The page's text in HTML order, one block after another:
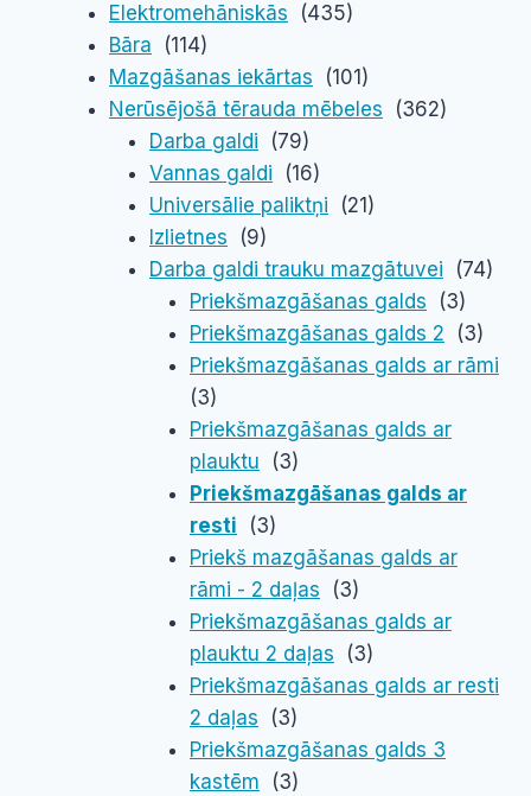
the
Elektromehāniskās
(435)
Bāra
(114)
Mazgāšanas iekārtas
(101)
Nerūsējošā tērauda mēbeles
(362)
Darba galdi
(79)
Vannas galdi
(16)
Universālie paliktņi
(21)
Izlietnes
(9)
Darba galdi trauku mazgātuvei
(74)
Priekšmazgāšanas galds
(3)
Priekšmazgāšanas galds 2
(3)
Priekšmazgāšanas galds ar rāmi
(3)
Priekšmazgāšanas galds ar
plauktu
(3)
Priekšmazgāšanas galds ar
resti
(3)
Priekš mazgāšanas galds ar
rāmi - 2 daļas
(3)
Priekšmazgāšanas galds ar
plauktu 2 daļas
(3)
Priekšmazgāšanas galds ar resti
2 daļas
(3)
Priekšmazgāšanas galds 3
kastēm
(3)